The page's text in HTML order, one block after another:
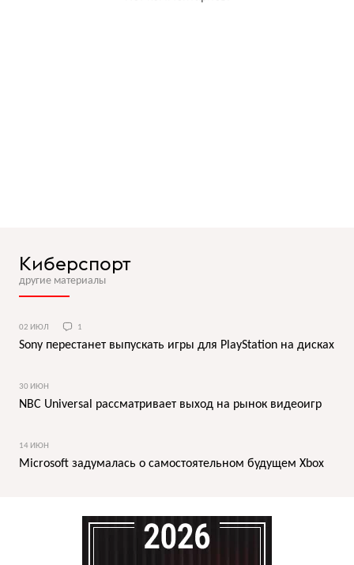
Киберспорт
другие материалы
02 ИЮЛ 1
Sony перестанет выпускать игры для PlayStation на дисках
30 ИЮН
NBC Universal рассматривает выход на рынок видеоигр
14 ИЮН
Microsoft задумалась о самостоятельном будущем Xbox